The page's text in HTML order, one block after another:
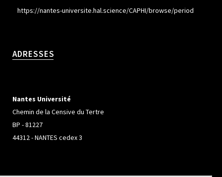
https://nantes-universite.hal.science/CAPHI/browse/period
ADRESSES
Nantes Université
Chemin de la Censive du Tertre
BP - 81227
44312 - NANTES cedex 3